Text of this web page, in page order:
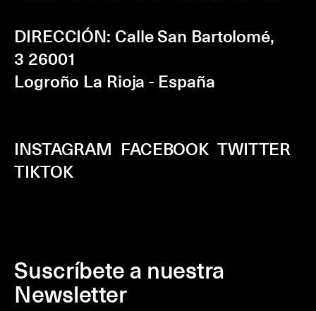
DIRECCIÓN: Calle San Bartolomé,
3 26001
Logroño La Rioja - España
INSTAGRAM FACEBOOK TWITTER
TIKTOK
Suscríbete a nuestra
Newsletter